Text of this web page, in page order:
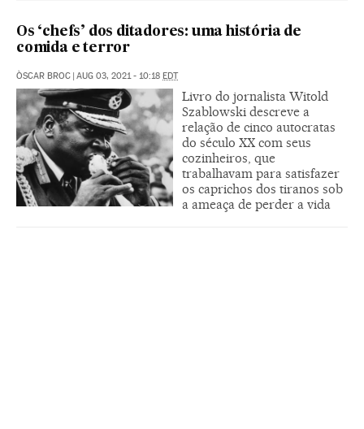
Os ‘chefs’ dos ditadores: uma história de
comida e terror
ÒSCAR BROC AUG 03, 2021 - 10:18 EDT
Livro do jornalista Witold
Szablowski descreve a
relação de cinco autocratas
do século XX com seus
cozinheiros, que
trabalhavam para satisfazer
os caprichos dos tiranos sob
a ameaça de perder a vida